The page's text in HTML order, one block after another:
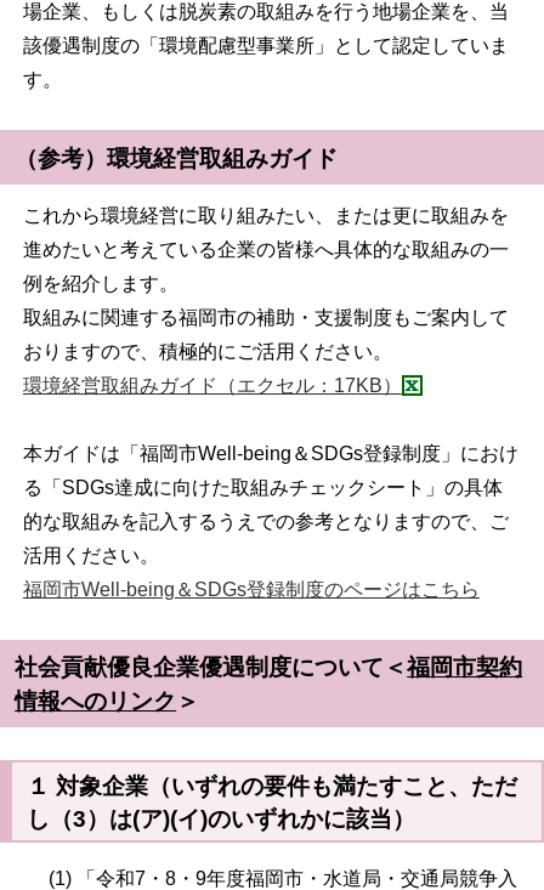
場企業、もしくは脱炭素の取組みを行う地場企業を、当
該優遇制度の「環境配慮型事業所」として認定していま
す。
（参考）環境経営取組みガイド
これから環境経営に取り組みたい、または更に取組みを
進めたいと考えている企業の皆様へ具体的な取組みの一
例を紹介します。
取組みに関連する福岡市の補助・支援制度もご案内して
おりますので、積極的にご活用ください。
環境経営取組みガイド（エクセル：17KB）
本ガイドは「福岡市Well-being＆SDGs登録制度」におけ
る「SDGs達成に向けた取組みチェックシート」の具体
的な取組みを記入するうえでの参考となりますので、ご
活用ください。
福岡市Well-being＆SDGs登録制度のページはこちら
社会貢献優良企業優遇制度について＜福岡市契約
情報へのリンク ＞
１ 対象企業（いずれの要件も満たすこと、ただ
し（3）は(ア)(イ)のいずれかに該当）
(1) 「令和7・8・9年度福岡市・水道局・交通局競争入